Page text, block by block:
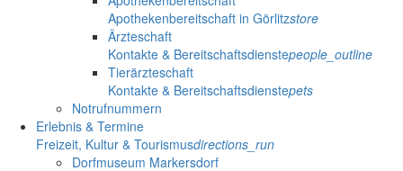
Apothekenbereitschaft in Görlitzstore
Ärzteschaft
Kontakte & Bereitschaftsdienstepeople_outline
Tierärzteschaft
Kontakte & Bereitschaftsdienstepets
Notrufnummern
Erlebnis & Termine
Freizeit, Kultur & Tourismusdirections_run
Dorfmuseum Markersdorf